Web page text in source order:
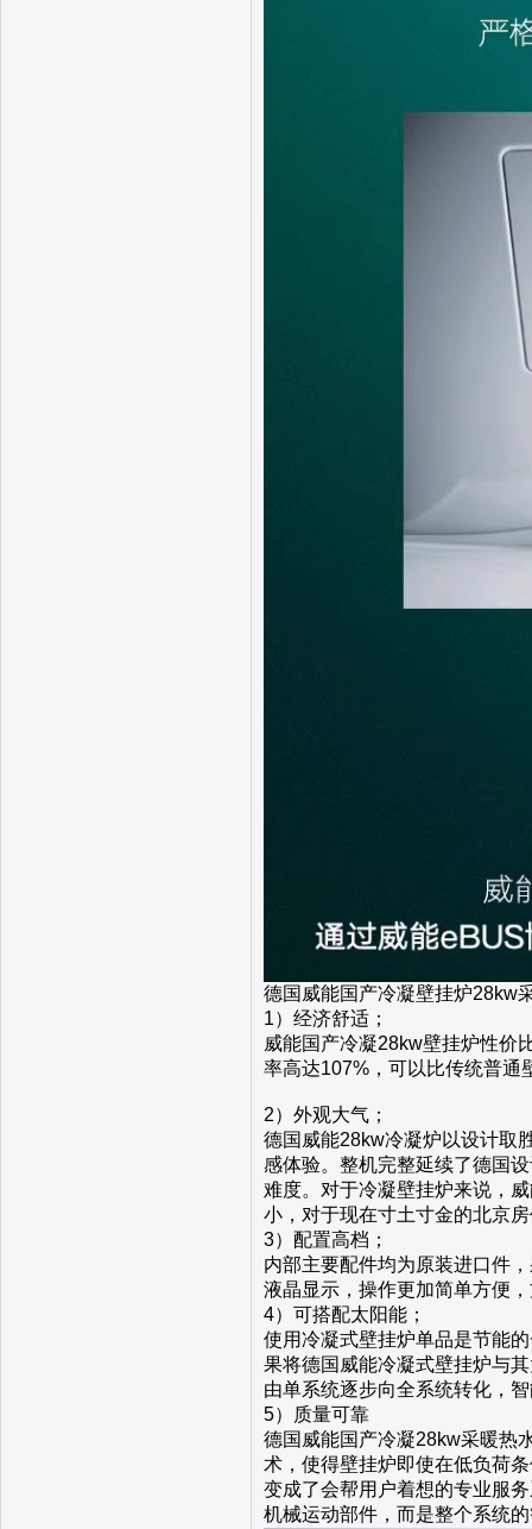
德国威能国产冷凝壁挂炉28kw
1）经济舒适；
威能国产冷凝28kw壁挂炉性价
率高达107%，可以比传统普通
2）外观大气；
德国威能28kw冷凝炉以设计取
感体验。整机完整延续了德国
难度。对于冷凝壁挂炉来说，
小，对于现在寸土寸金的北京
3）配置高档；
内部主要配件均为原装进口件
液晶显示，操作更加简单方便
4）可搭配太阳能；
使用冷凝式壁挂炉单品是节能
果将德国威能冷凝式壁挂炉与
由单系统逐步向全系统转化，
5）质量可靠
德国威能国产冷凝28kw采暖热
术，使得壁挂炉即使在低负荷
变成了会帮用户着想的专业服
机械运动部件，而是整个系统